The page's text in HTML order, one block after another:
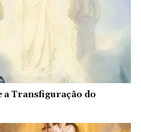
a Transfiguração do